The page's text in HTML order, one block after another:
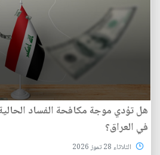
هل تؤدي موجة مكافحة الفساد
في العراق؟
الثلاثاء 28 تموز 2026